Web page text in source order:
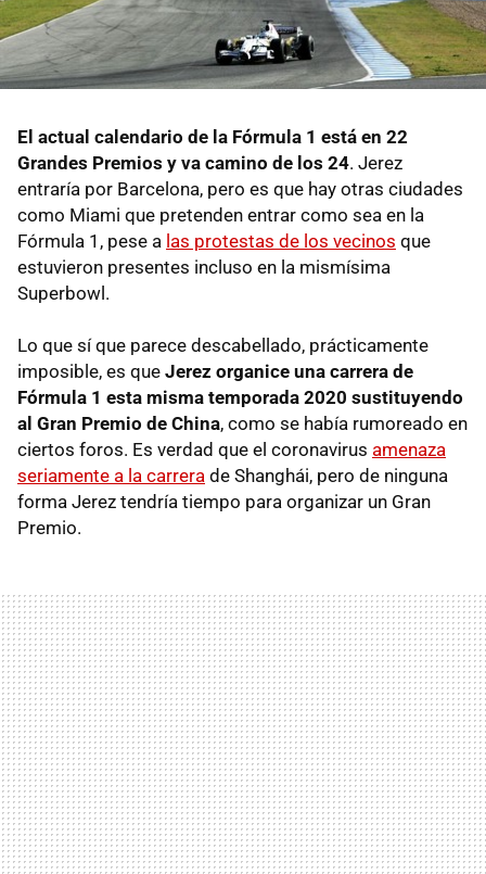
El actual calendario de la Fórmula 1 está en 22
Grandes Premios y va camino de los 24. Jerez
entraría por Barcelona, pero es que hay otras ciudades
como Miami que pretenden entrar como sea en la
Fórmula 1, pese a las protestas de los vecinos que
estuvieron presentes incluso en la mismísima
Superbowl.
Lo que sí que parece descabellado, prácticamente
imposible, es que Jerez organice una carrera de
Fórmula 1 esta misma temporada 2020 sustituyendo
al Gran Premio de China, como se había rumoreado en
ciertos foros. Es verdad que el coronavirus amenaza
seriamente a la carrera de Shanghái, pero de ninguna
forma Jerez tendría tiempo para organizar un Gran
Premio.